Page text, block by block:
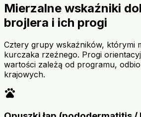
Mierzalne wskaźniki
brojlera i ich progi
Cztery grupy wskaźników, którymi
kurczaka rzeźnego. Progi
wartości zależą od programu,
krajowych.
pets